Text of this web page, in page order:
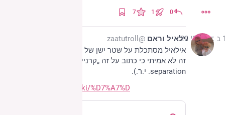
0
1
7
אילאיל וראם @zaatutroll
separation. י.ר.).
he.wikipedia.org/wiki/%D7%A7%D